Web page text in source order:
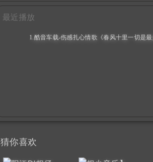
最近播放
1.酷音车载-伤感扎心情歌《春风十里一切是
猜你喜欢